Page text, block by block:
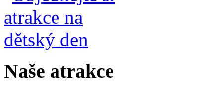
Naše atrakce